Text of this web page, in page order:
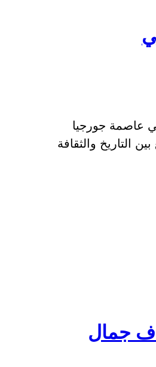
عاصمة جورجيا
التاريخ والثقافة
جمال